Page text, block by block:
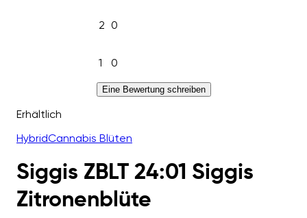
2 0
1 0
Eine Bewertung schreiben
Erhältlich
HybridCannabis Blüten
Siggis ZBLT 24:01 Siggis
Zitronenblüte